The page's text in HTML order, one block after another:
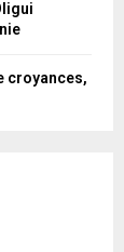
croyances,